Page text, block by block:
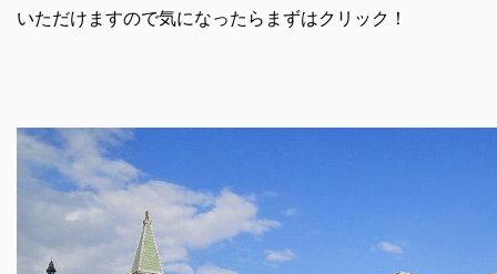
いただけますので気になったらまずはクリック！